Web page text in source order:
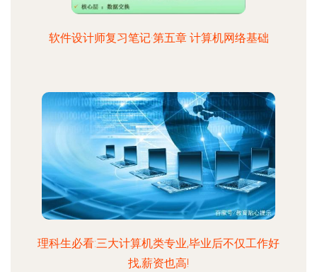
软件设计师复习笔记·第五章 计算机网络基础
理科生必看:三大计算机类专业,毕业后不仅工作好
找,薪资也高!